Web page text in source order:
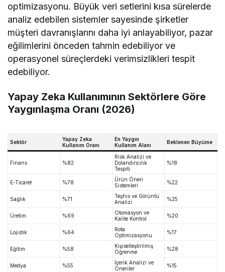
optimizasyonu. Büyük veri setlerini kısa sürelerde
analiz edebilen sistemler sayesinde şirketler
müşteri davranışlarını daha iyi anlayabiliyor, pazar
eğilimlerini önceden tahmin edebiliyor ve
operasyonel süreçlerdeki verimsizlikleri tespit
edebiliyor.
Yapay Zeka Kullanımının Sektörlere Göre
Yaygınlaşma Oranı (2026)
Sektör
Yapay Zeka
Kullanım Oranı
En Yaygın
Kullanım Alanı
Beklenen Büyüme
Finans %82
Risk Analizi ve
Dolandırıcılık
Tespiti
%18
E-Ticaret %78
Ürün Öneri
Sistemleri
%22
Sağlık %71
Teşhis ve Görüntü
Analizi
%25
Üretim %69
Otomasyon ve
Kalite Kontrol
%20
Lojistik %64
Rota
Optimizasyonu
%17
Eğitim %58
Kişiselleştirilmiş
Öğrenme
%28
Medya %55
İçerik Analizi ve
Öneriler
%15